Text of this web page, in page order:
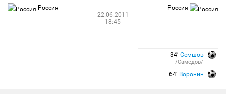
Россия
22.06.2011
18:45
Россия
34′ Семшов
/Самедов/
64′ Воронин